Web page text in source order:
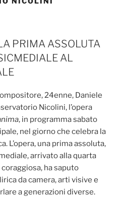
PRIMA ASSOLUTA
AL
24enne, Daniele
Nicolini, l’opera
, in programma sabato
nel giorno che celebra la
L’opera, una prima assoluta,
arrivato alla quarta
ha saputo
da camera, arti visive e
a generazioni diverse.